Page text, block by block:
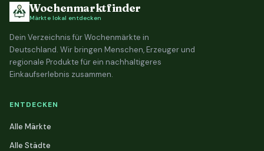
Wochenmarktfinder
Märkte lokal entdecken
Dein Verzeichnis für Wochenmärkte in
Deutschland. Wir bringen Menschen, Erzeuger und
regionale Produkte für ein nachhaltigeres
Einkaufserlebnis zusammen.
ENTDECKEN
Alle Märkte
Alle Städte